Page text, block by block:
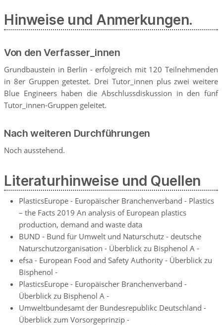
Hinweise und Anmerkungen.
Von den Verfasser_innen
Grundbaustein in Berlin - erfolgreich mit 120 Teilnehmenden
in 8er Gruppen getestet. Drei Tutor_innen plus zwei weitere
Blue Engineers haben die Abschlussdiskussion in den fünf
Tutor_innen-Gruppen geleitet.
Nach weiteren Durchführungen
Noch ausstehend.
Literaturhinweise und Quellen
PlasticsEurope - Europäischer Branchenverband - Plastics
– the Facts 2019 An analysis of European plastics
production, demand and waste data
BUND - Bund für Umwelt und Naturschutz - deutsche
Naturschutzorganisation - Überblick zu Bisphenol A -
efsa - European Food and Safety Authority - Überblick zu
Bisphenol -
PlasticsEurope - Europäischer Branchenverband -
Überblick zu Bisphenol A -
Umweltbundesamt der Bundesrepublikc Deutschland -
Überblick zum Vorsorgeprinzip -